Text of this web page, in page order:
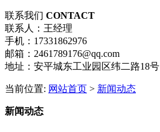
联系我们 CONTACT
联系人：王经理
手机：17331862976
邮箱：2461789176@qq.com
地址：安平城东工业园区纬二路18号
当前位置: 网站首页 > 新闻动态
新闻动态